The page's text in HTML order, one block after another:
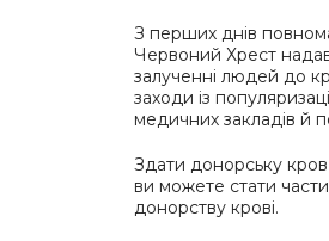
З перших днів
Червоний Хрест
залученні людей до
заходи із
медичних закладів й
Здати донорську
ви можете стати
донорству крові.